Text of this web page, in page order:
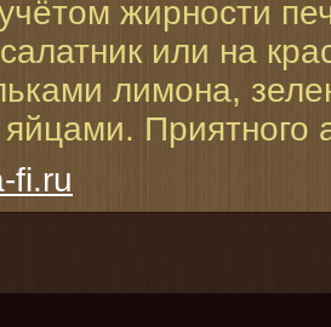
жирности
или на
лимона,
Приятного
fi.ru